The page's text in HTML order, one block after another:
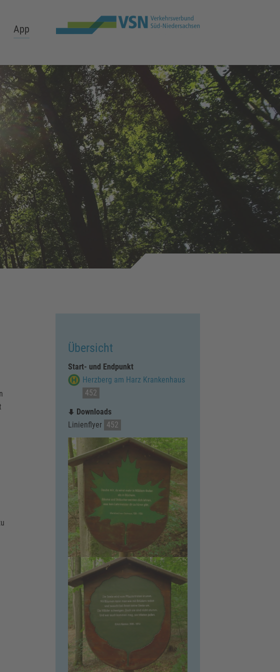
App
Übersicht
Start- und Endpunkt
Herzberg am Harz Krankenhaus
452
Downloads
Linienflyer 452